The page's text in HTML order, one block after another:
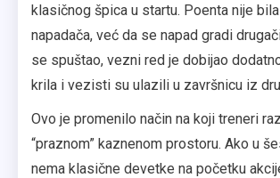
klasičnog špica u startu. Poenta nije
napadača, već da se napad gradi
se spuštao, vezni red je dobijao
krila i vezisti su ulazili u završnicu iz
Ovo je promenilo način na koji treneri
“praznom” kaznenom prostoru. Ako u
nema klasične devetke na početku